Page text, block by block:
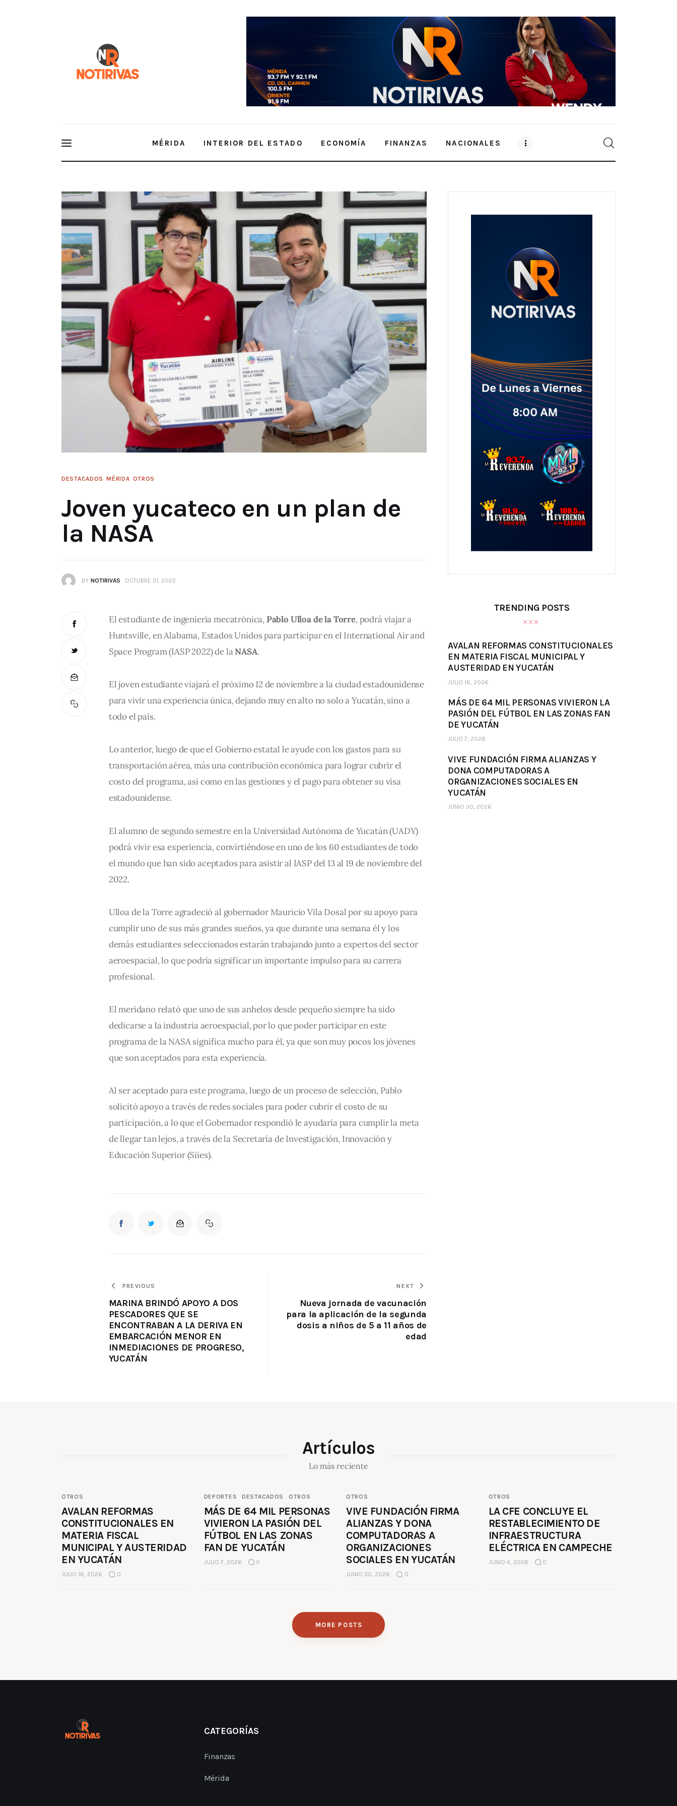
MÉRIDA INTERIOR DEL ESTADO ECONOMÍA FINANZAS NACIONALES
DESTACADOS MÉRIDA OTROS
Joven yucateco en un plan de
la NASA
BY NOTIRIVAS OCTUBRE 31, 2022
El estudiante de ingeniería mecatrónica, Pablo Ulloa de la Torre, podrá viajar a
Huntsville, en Alabama, Estados Unidos para participar en el International Air and
Space Program (IASP 2022) de la NASA.
El joven estudiante viajará el próximo 12 de noviembre a la ciudad estadounidense
para vivir una experiencia única, dejando muy en alto no solo a Yucatán, sino a
todo el país.
Lo anterior, luego de que el Gobierno estatal le ayude con los gastos para su
transportación aérea, más una contribución económica para lograr cubrir el
costo del programa, así como en las gestiones y el pago para obtener su visa
estadounidense.
El alumno de segundo semestre en la Universidad Autónoma de Yucatán (UADY)
podrá vivir esa experiencia, convirtiéndose en uno de los 60 estudiantes de todo
el mundo que han sido aceptados para asistir al IASP del 13 al 19 de noviembre del
2022.
Ulloa de la Torre agradeció al gobernador Mauricio Vila Dosal por su apoyo para
cumplir uno de sus más grandes sueños, ya que durante una semana él y los
demás estudiantes seleccionados estarán trabajando junto a expertos del sector
aeroespacial, lo que podría significar un importante impulso para su carrera
profesional.
El meridano relató que uno de sus anhelos desde pequeño siempre ha sido
dedicarse a la industria aeroespacial, por lo que poder participar en este
programa de la NASA significa mucho para él, ya que son muy pocos los jóvenes
que son aceptados para esta experiencia.
Al ser aceptado para este programa, luego de un proceso de selección, Pablo
solicitó apoyo a través de redes sociales para poder cubrir el costo de su
participación, a lo que el Gobernador respondió le ayudaría para cumplir la meta
de llegar tan lejos, a través de la Secretaría de Investigación, Innovación y
Educación Superior (Siies).
PREVIOUS
MARINA BRINDÓ APOYO A DOS
PESCADORES QUE SE
ENCONTRABAN A LA DERIVA EN
EMBARCACIÓN MENOR EN
INMEDIACIONES DE PROGRESO,
YUCATÁN
NEXT
Nueva jornada de vacunación
para la aplicación de la segunda
dosis a niños de 5 a 11 años de
edad
TRENDING POSTS
AVALAN REFORMAS CONSTITUCIONALES
EN MATERIA FISCAL MUNICIPAL Y
AUSTERIDAD EN YUCATÁN
JULIO 16, 2026
MÁS DE 64 MIL PERSONAS VIVIERON LA
PASIÓN DEL FÚTBOL EN LAS ZONAS FAN
DE YUCATÁN
JULIO 7, 2026
VIVE FUNDACIÓN FIRMA ALIANZAS Y
DONA COMPUTADORAS A
ORGANIZACIONES SOCIALES EN
YUCATÁN
JUNIO 30, 2026
Artículos
Lo más reciente
OTROS
AVALAN REFORMAS
CONSTITUCIONALES EN
MATERIA FISCAL
MUNICIPAL Y AUSTERIDAD
EN YUCATÁN
JULIO 16, 2026 0
DEPORTES DESTACADOS OTROS
MÁS DE 64 MIL PERSONAS
VIVIERON LA PASIÓN DEL
FÚTBOL EN LAS ZONAS
FAN DE YUCATÁN
JULIO 7, 2026 0
OTROS
VIVE FUNDACIÓN FIRMA
ALIANZAS Y DONA
COMPUTADORAS A
ORGANIZACIONES
SOCIALES EN YUCATÁN
JUNIO 30, 2026 0
OTROS
LA CFE CONCLUYE EL
RESTABLECIMIENTO DE
INFRAESTRUCTURA
ELÉCTRICA EN CAMPECHE
JUNIO 4, 2026 0
MORE POSTS
CATEGORÍAS
Finanzas
Mérida